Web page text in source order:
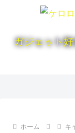
ガジェット
ホーム キ